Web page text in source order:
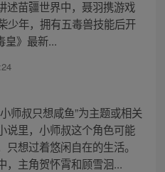
述苗疆世界中，聂羽携游戏
少年，拥有五毒兽技能后开
皇》最新...
师叔只想咸鱼”为主题或相关
说里，小师叔这个角色可能
想过着悠闲自在的生活。
，主角贺怀霄和顾雪洄...